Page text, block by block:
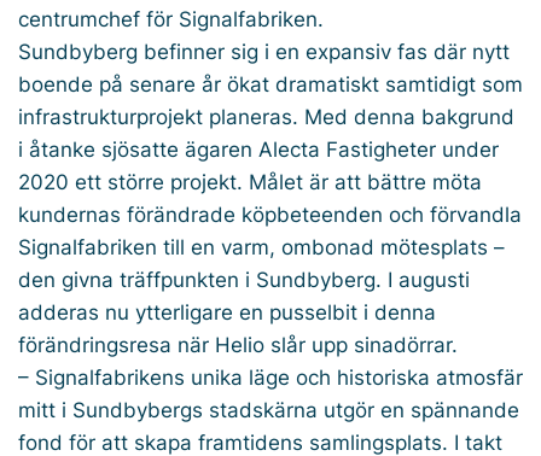
centrumchef för Signalfabriken.
Sundbyberg befinner sig i en expansiv fas där nytt
boende på senare år ökat dramatiskt samtidigt som
infrastrukturprojekt planeras. Med denna bakgrund
i åtanke sjösatte ägaren Alecta Fastigheter under
2020 ett större projekt. Målet är att bättre möta
kundernas förändrade köpbeteenden och förvandla
Signalfabriken till en varm, ombonad mötesplats –
den givna träffpunkten i Sundbyberg. I augusti
adderas nu ytterligare en pusselbit i denna
förändringsresa när Helio slår upp sinadörrar.
– Signalfabrikens unika läge och historiska atmosfär
mitt i Sundbybergs stadskärna utgör en spännande
fond för att skapa framtidens samlingsplats. I takt